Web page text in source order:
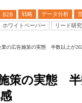
B2B 戦略 データ分析
ホワイトペーパー
リード研
業の広告施策の実態 半数以上が
策の実態 半